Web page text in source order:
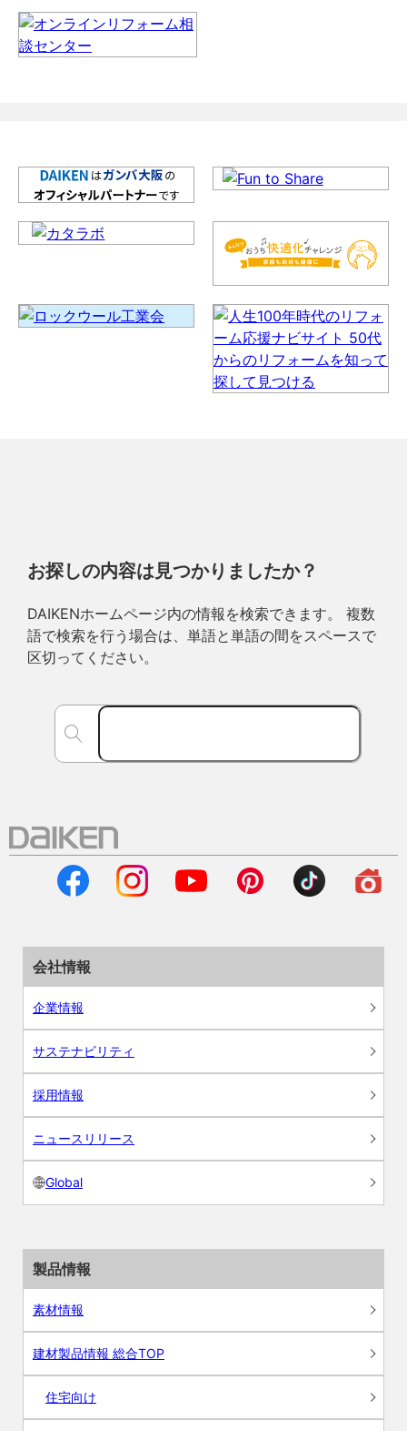
お探しの内容は見つかりましたか？
DAIKENホームページ内の情報を検索できます。 複数
語で検索を行う場合は、単語と単語の間をスペースで
区切ってください。
会社情報
企業情報
サステナビリティ
採用情報
ニュースリリース
Global
製品情報
素材情報
建材製品情報 総合TOP
住宅向け